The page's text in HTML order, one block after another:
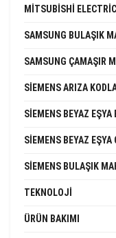
MITSUBISHI
SAMSUNG BULAŞIK
SAMSUNG ÇAMAŞIR
SIEMENS ARIZA
SIEMENS BEYAZ
SIEMENS BEYAZ
SIEMENS BULAŞIK
TEKNOLOJI
ÜRÜN BAKIMI